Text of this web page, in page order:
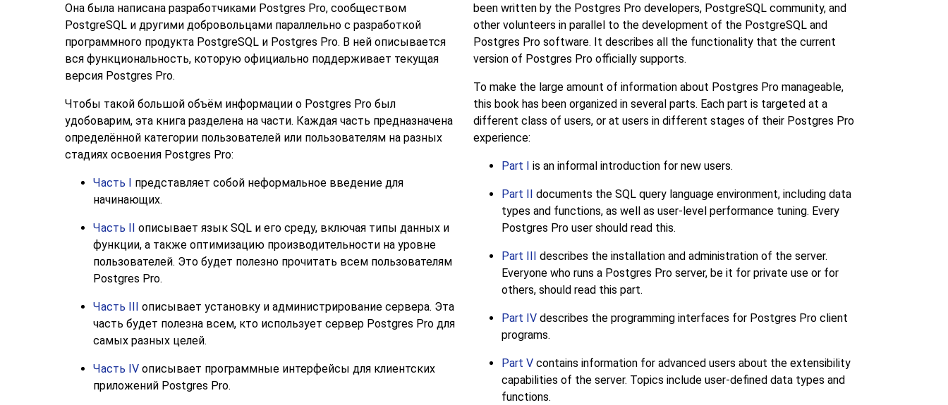
Она была написана разработчиками Postgres Pro, сообществом
PostgreSQL и другими добровольцами параллельно с разработкой
программного продукта PostgreSQL и Postgres Pro. В ней описывается
вся функциональность, которую официально поддерживает текущая
версия Postgres Pro.
Чтобы такой большой объём информации о Postgres Pro был
удобоварим, эта книга разделена на части. Каждая часть предназначена
определённой категории пользователей или пользователям на разных
стадиях освоения Postgres Pro:
Часть I представляет собой неформальное введение для
начинающих.
Часть II описывает язык SQL и его среду, включая типы данных и
функции, а также оптимизацию производительности на уровне
пользователей. Это будет полезно прочитать всем пользователям
Postgres Pro.
Часть III описывает установку и администрирование сервера. Эта
часть будет полезна всем, кто использует сервер Postgres Pro для
самых разных целей.
Часть IV описывает программные интерфейсы для клиентских
приложений Postgres Pro.
been written by the Postgres Prodevelopers, PostgreSQLcommunity, and
other volunteers in parallel to the development of the PostgreSQLand
Postgres Prosoftware. It describes all the functionality that the current
version of Postgres Proofficially supports.
To make the large amount of information about Postgres Promanageable,
this book has been organized in several parts. Each part is targeted at a
different class of users, or at users in different stages of their Postgres Pro
experience:
Part I is an informal introduction for new users.
Part II documents the SQLquery language environment, including data
types and functions, as well as user-level performance tuning. Every
Postgres Prouser should read this.
Part III describes the installation and administration of the server.
Everyone who runs a Postgres Proserver, be it for private use or for
others, should read this part.
Part IVdescribes the programming interfaces for Postgres Proclient
programs.
Part Vcontains information for advanced users about the extensibility
capabilities of the server. Topics include user-defined data types and
functions.